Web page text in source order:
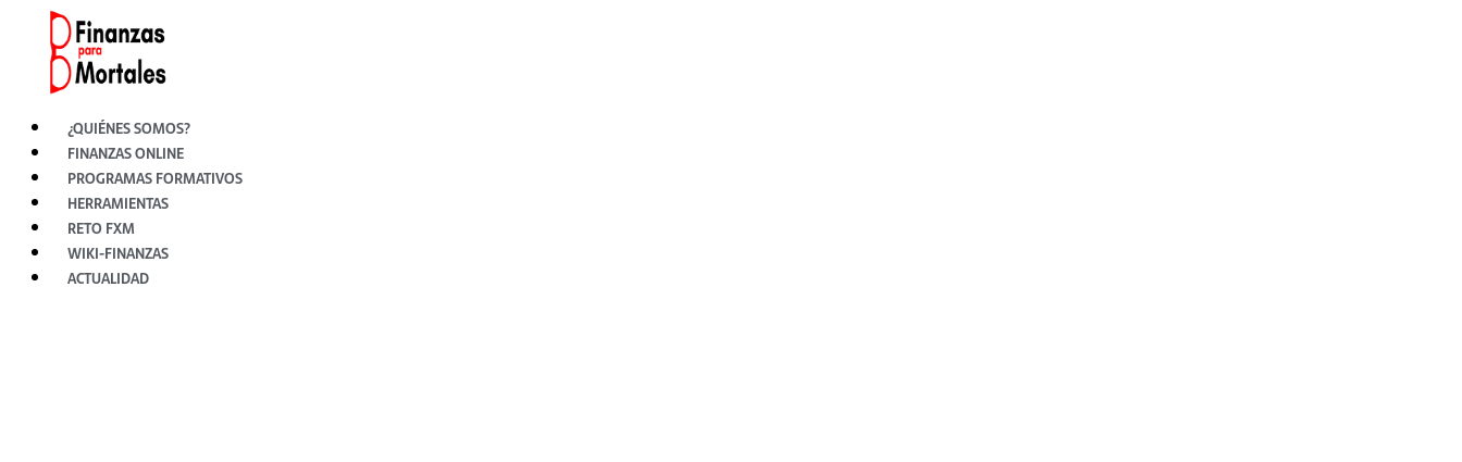
contenido
¿QUIÉNES SOMOS?
FINANZAS ONLINE
PROGRAMAS FORMATIVOS
HERRAMIENTAS
RETO FXM
WIKI-FINANZAS
ACTUALIDAD